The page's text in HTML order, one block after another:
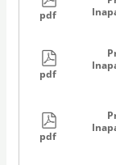
pdf
pdf
pdf